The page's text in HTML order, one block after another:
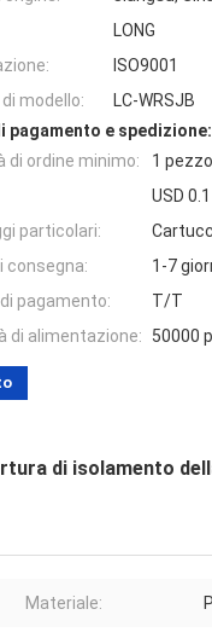
LONG
ISO9001
modello:
LC-WRSJB
pagamento e spedizione:
di ordine minimo:
1 pezzo
USD 0.1
particolari:
consegna:
1-7
pagamento:
T/T
di alimentazione:
50000
di isolamento
Materiale: